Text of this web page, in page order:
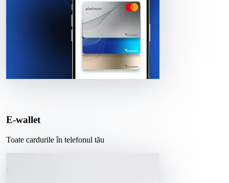
E-wallet
Toate cardurile în telefonul tău